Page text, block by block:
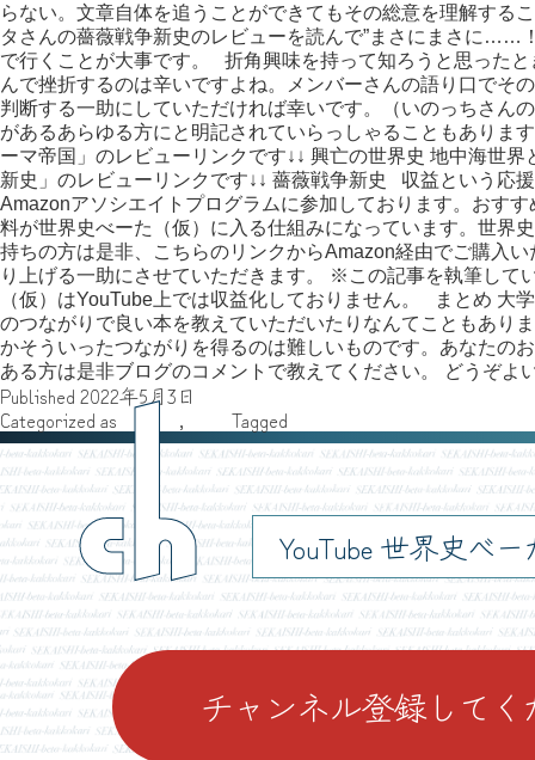
らない。文章自体を追うことができてもその総意を理解する
タさんの薔薇戦争新史のレビューを読んで”まさにまさに……
で行くことが大事です。 折角興味を持って知ろうと思った
んで挫折するのは辛いですよね。メンバーさんの語り口でそ
判断する一助にしていただければ幸いです。（いのっちさん
があるあらゆる方にと明記されていらっしゃることもありま
ーマ帝国」のレビューリンクです↓↓ 興亡の世界史 地中海世
新史」のレビューリンクです↓↓ 薔薇戦争新史 収益という応
Amazonアソシエイトプログラムに参加しております。おす
料が世界史べーた（仮）に入る仕組みになっています。世界
持ちの方は是非、こちらのリンクからAmazon経由でご購入
り上げる一助にさせていただきます。 ※この記事を執筆して
（仮）はYouTube上では収益化しておりません。 まとめ 大
のつながりで良い本を教えていただいたりなんてこともあり
かそういったつながりを得るのは難しいものです。あなた
ある方は是非ブログのコメントで教えてください。 どうぞ
Published 2022年5月3日
Categorized as
, Tagged
YouTube 世界史べ
ch
チャンネル登録して